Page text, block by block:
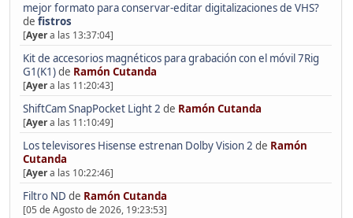
mejor formato para conservar-editar digitalizaciones de VHS?
de fistros
[Ayera las 13:37:04]
Kit de accesorios magnéticos para grabación con el móvil 7Rig
G1(K1)de Ramón Cutanda
[Ayera las 11:20:43]
ShiftCam SnapPocket Light 2 de Ramón Cutanda
[Ayera las 11:10:49]
Los televisores Hisense estrenan Dolby Vision 2 de Ramón
Cutanda
[Ayera las 10:22:46]
Filtro ND de Ramón Cutanda
[05 de Agosto de 2026, 19:23:53]